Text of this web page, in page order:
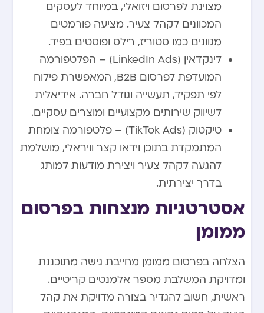
מצוינת לפרסום ויזואלי, במיוחד לעסקים
המכוונים לקהל צעיר. מציעה פורמטים
מגוונים כמו סטוריז, רילס ופוסטים בפיד.
לינקדאין (LinkedIn Ads) – הפלטפורמה
המועדפת לפרסום B2B, המאפשרת פילוח
לפי תפקיד, תעשייה וגודל חברה. אידיאלית
לשיווק שירותים מקצועיים ומוצרים עסקיים.
טיקטוק (TikTok Ads) – פלטפורמה צומחת
המתמקדת בתוכן וידאו קצר וויראלי, מושלמת
להגעה לקהל צעיר ויצירת מודעות למותג
בדרך יצירתית.
אסטרטגיות מנצחות בפרסום
ממומן
הצלחה בפרסום ממומן מחייבת גישה מתוכננת
ומדויקת המשלבת מספר אלמנטים קריטיים.
ראשית, חשוב להגדיר בצורה מדויקת את קהל